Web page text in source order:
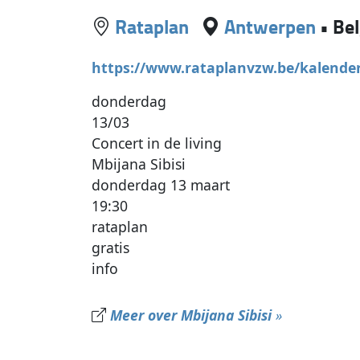
Rataplan Antwerpen •
https://www.rataplanvzw.be/
donderdag
13/03
Concert in de living
Mbijana Sibisi
donderdag 13 maart
19:30
rataplan
gratis
info
Meer over Mbijana Sibisi»